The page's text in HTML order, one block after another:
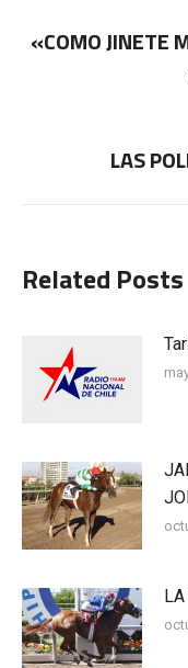
entre
«COMO JINETE
LAS
Related Posts